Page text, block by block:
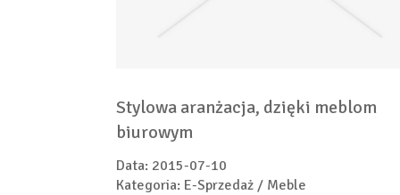
Stylowa aranżacja, dzięki meblom
biurowym
Data: 2015-07-10
Kategoria: E-Sprzedaż / Meble